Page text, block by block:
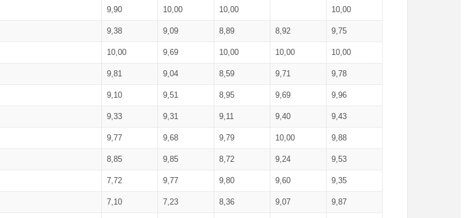
9,90 10,00 10,00 10,00
9,38 9,09 8,89 8,92 9,75
10,00 9,69 10,00 10,00 10,00
9,81 9,04 8,59 9,71 9,78
9,10 9,51 8,95 9,69 9,96
9,33 9,31 9,11 9,40 9,43
9,77 9,68 9,79 10,00 9,88
8,85 9,85 8,72 9,24 9,53
7,72 9,77 9,80 9,60 9,35
7,10 7,23 8,36 9,07 9,87